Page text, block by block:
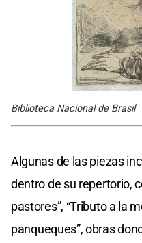
Biblioteca Nacional de Brasil
Algunas de las piezas
dentro de su repertorio,
pastores”, “Tributo a la
panqueques”, obras